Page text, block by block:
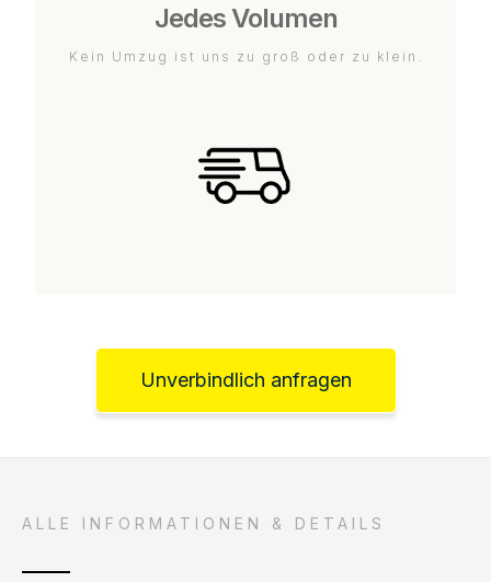
Jedes Volumen
Kein Umzug ist uns zu groß oder zu klein.
Unverbindlich anfragen
ALLE INFORMATIONEN & DETAILS